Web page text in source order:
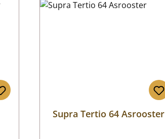
Supra Tertio 64 Asrooster